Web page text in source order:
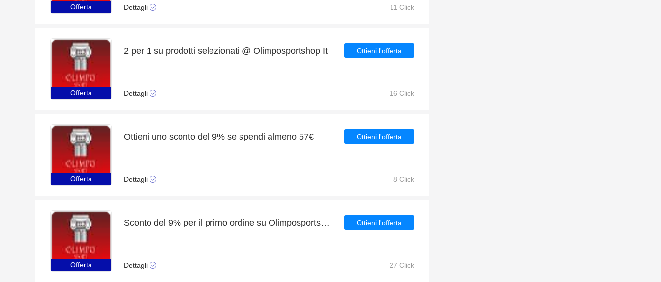
Offerta Dettagli 11 Click
Offerta
2 per 1 su prodotti selezionati @ Olimposportshop It
Dettagli
Ottieni l'offerta
16 Click
Offerta
Ottieni uno sconto del 9% se spendi almeno 57€
Dettagli
Ottieni l'offerta
8 Click
Offerta
Sconto del 9% per il primo ordine su Olimposportshop It
Dettagli
Ottieni l'offerta
27 Click